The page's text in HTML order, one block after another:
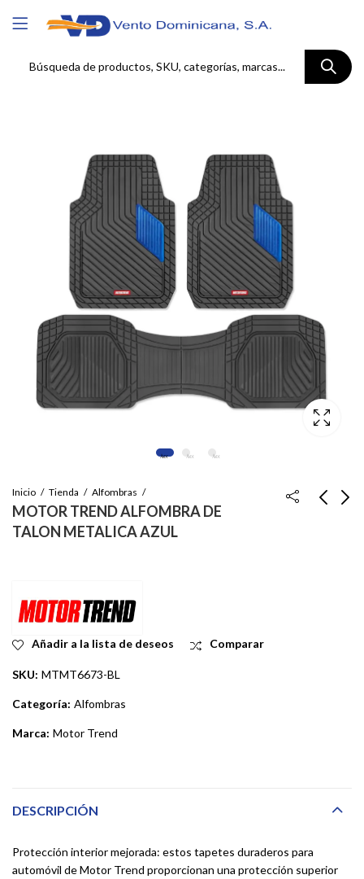
Inicio Tienda Alfombras
MOTOR TREND ALFOMBRA DE
TALON METALICA AZUL
Añadir a la lista de deseos Comparar
SKU: MTMT6673-BL
Categoría: Alfombras
Marca: Motor Trend
DESCRIPCIÓN
Protección interior mejorada: estos tapetes duraderos para
automóvil de Motor Trend proporcionan una protección superior